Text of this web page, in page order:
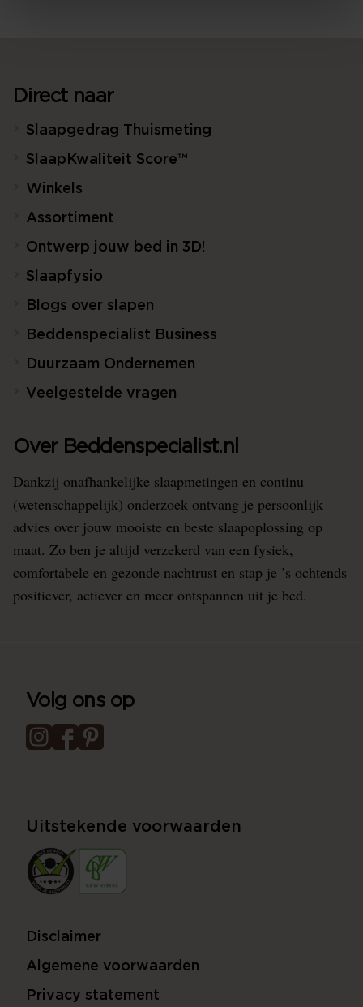
Direct naar
Slaapgedrag Thuismeting
SlaapKwaliteit Score™
Winkels
Assortiment
Ontwerp jouw bed in 3D!
Slaapfysio
Blogs over slapen
Beddenspecialist Business
Duurzaam Ondernemen
Veelgestelde vragen
Over Beddenspecialist.nl
Dankzij onafhankelijke slaapmetingen en continu
(wetenschappelijk) onderzoek ontvang je persoonlijk
advies over jouw mooiste en beste slaapoplossing op
maat. Zo ben je altijd verzekerd van een fysiek,
comfortabele en gezonde nachtrust en stap je ’s ochtends
positiever, actiever en meer ontspannen uit je bed.
Volg ons op
Uitstekende voorwaarden
Disclaimer
Algemene voorwaarden
Privacy statement